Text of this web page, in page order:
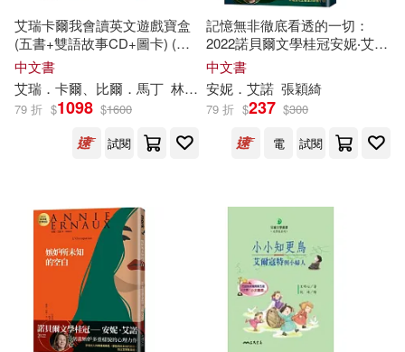
艾瑞卡爾我會讀英文遊戲寶盒
(五書+雙語故事CD+圖卡) (中
英對照)
中文書
艾瑞．卡爾、比爾．馬丁 林良、李坤珊、鄭明進
79 折 $1098 $1600
試閱
記憶無非徹底看透的一切：
2022諾貝爾文學桂冠安妮‧艾諾
經典小說(電影《正發生》原
著)
中文書
安妮．艾諾 張穎綺
79 折 $237 $300
電
試閱